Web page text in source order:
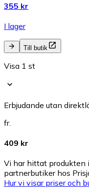
355 kr
I lager
Till butik
Visa 1 st
Erbjudande utan
fr.
409 kr
Vi har hittat produkten
partnerbutiker hos
Hur vi visar priser och